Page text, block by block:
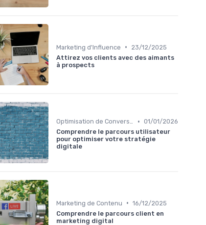
Marketing d'Influence •
23/12/2025
Attirez vos clients avec des aimants
à prospects
Optimisation de Conversion (CRO) • 01/01/2026
Comprendre le parcours utilisateur
pour optimiser votre stratégie
digitale
Marketing de Contenu • 16/12/2025
Comprendre le parcours client en
marketing digital